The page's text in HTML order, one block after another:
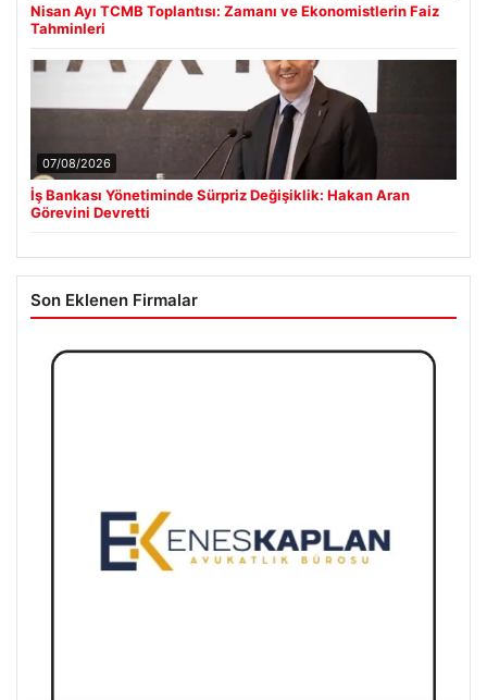
Nisan Ayı TCMB Toplantısı: Zamanı ve Ekonomistlerin Faiz
Tahminleri
07/08/2026
İş Bankası Yönetiminde Sürpriz Değişiklik: Hakan Aran
Görevini Devretti
Son Eklenen Firmalar